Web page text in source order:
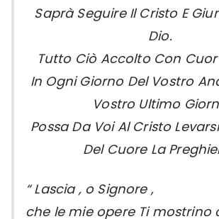
Saprà Seguire Il Cristo E
Dio.
Tutto Ciò Accolto Con
In Ogni Giorno Del Vostro
Vostro Ultimo
Possa Da Voi Al Cristo
Del Cuore La
“ Lascia , o Signore ,
che le mie opere Ti mostrino